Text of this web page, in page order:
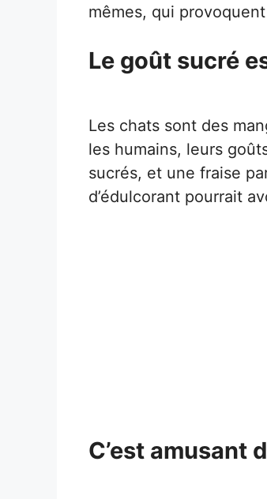
mêmes, qui
Le goût sucré
Les chats sont des
les humains, leurs
sucrés, et une fraise
d’édulcorant pourrait
C’est amusant